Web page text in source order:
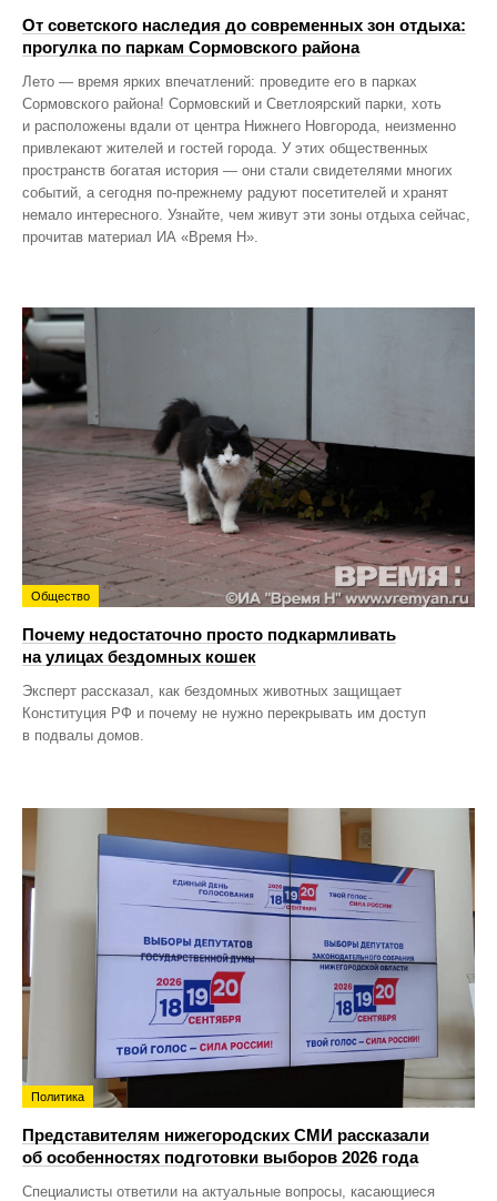
От советского наследия до современных зон отдыха:
прогулка по паркам Сормовского района
Лето — время ярких впечатлений: проведите его в парках
Сормовского района! Сормовский и Светлоярский парки, хоть
и расположены вдали от центра Нижнего Новгорода, неизменно
привлекают жителей и гостей города. У этих общественных
пространств богатая история — они стали свидетелями многих
событий, а сегодня по‑прежнему радуют посетителей и хранят
немало интересного. Узнайте, чем живут эти зоны отдыха сейчас,
прочитав материал ИА «Время Н».
Общество
Почему недостаточно просто подкармливать
на улицах бездомных кошек
Эксперт рассказал, как бездомных животных защищает
Конституция РФ и почему не нужно перекрывать им доступ
в подвалы домов.
Политика
Представителям нижегородских СМИ рассказали
об особенностях подготовки выборов 2026 года
Специалисты ответили на актуальные вопросы, касающиеся